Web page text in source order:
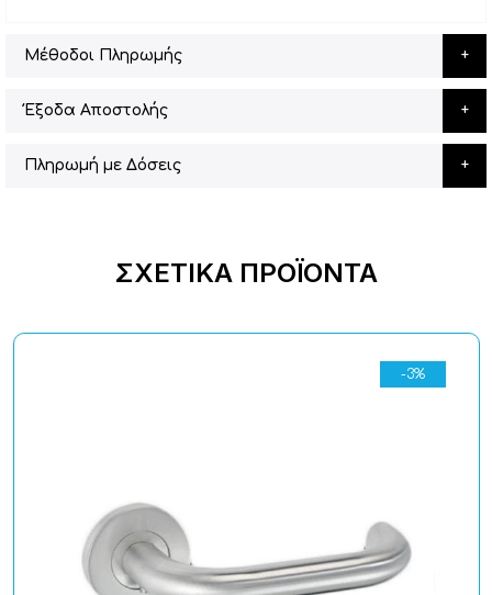
Μέθοδοι Πληρωμής
Έξοδα Αποστολής
Πληρωμή με Δόσεις
ΣΧΕΤΙΚΆ ΠΡΟΪΌΝΤΑ
-3%